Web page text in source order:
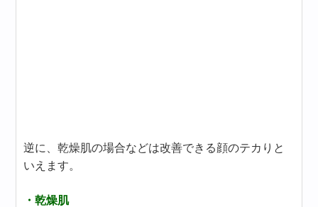
逆に、乾燥肌の場合などは改善できる顔のテカりと
いえます。
・乾燥肌